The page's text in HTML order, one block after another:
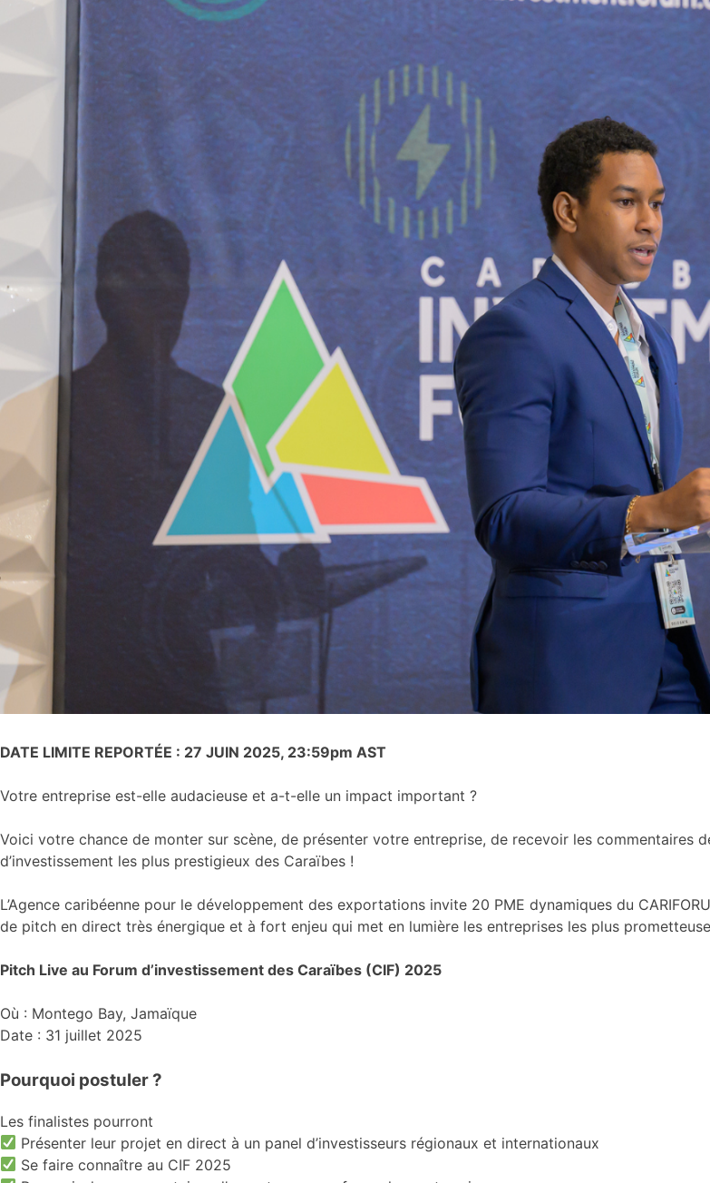
DATE LIMITE REPORTÉE : 27 JUIN 2025, 23:59pm AST
Votre entreprise est-elle audacieuse et a-t-elle un impact important ?
Voici votre chance de monter sur scène, de présenter votre entreprise, de recevoir les commentaires
d’investissement les plus prestigieux des Caraïbes !
L’Agence caribéenne pour le développement des exportations invite 20 PME dynamiques du
de pitch en direct très énergique et à fort enjeu qui met en lumière les entreprises les plus
Pitch Live au Forum d’investissement des Caraïbes (CIF) 2025
Où : Montego Bay, Jamaïque
Date : 31 juillet 2025
Pourquoi postuler ?
Les finalistes pourront
Présenter leur projet en direct à un panel d’investisseurs régionaux et internationaux
Se faire connaître au CIF 2025